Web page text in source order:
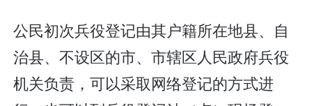
公民初次兵役登记由其户籍所在地县、自
治县、不设区的市、市辖区人民政府兵役
机关负责，可以采取网络登记的方式进